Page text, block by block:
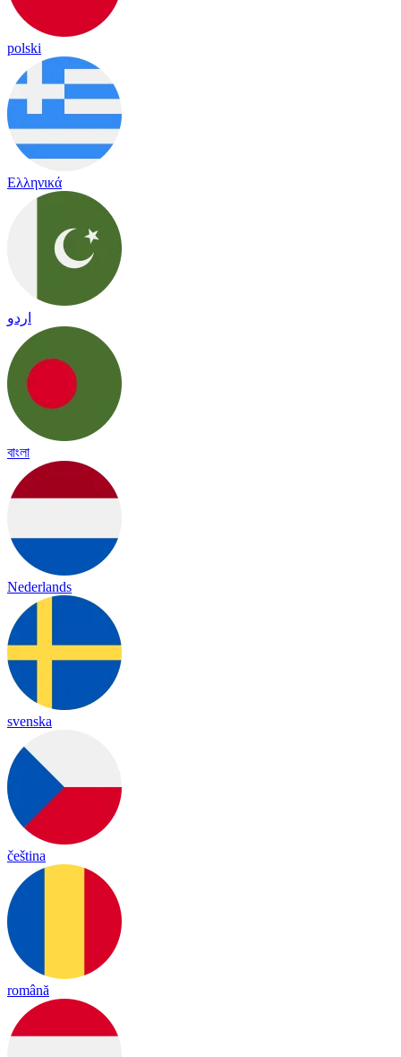
polski
Ελληνικά
اردو
বাংলা
Nederlands
svenska
čeština
română